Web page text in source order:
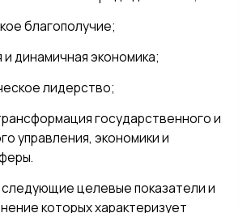
благополучие;
динамичная экономика;
лидерство;
государственного и
управления, экономики и
следующие целевые показатели и
которых характеризует